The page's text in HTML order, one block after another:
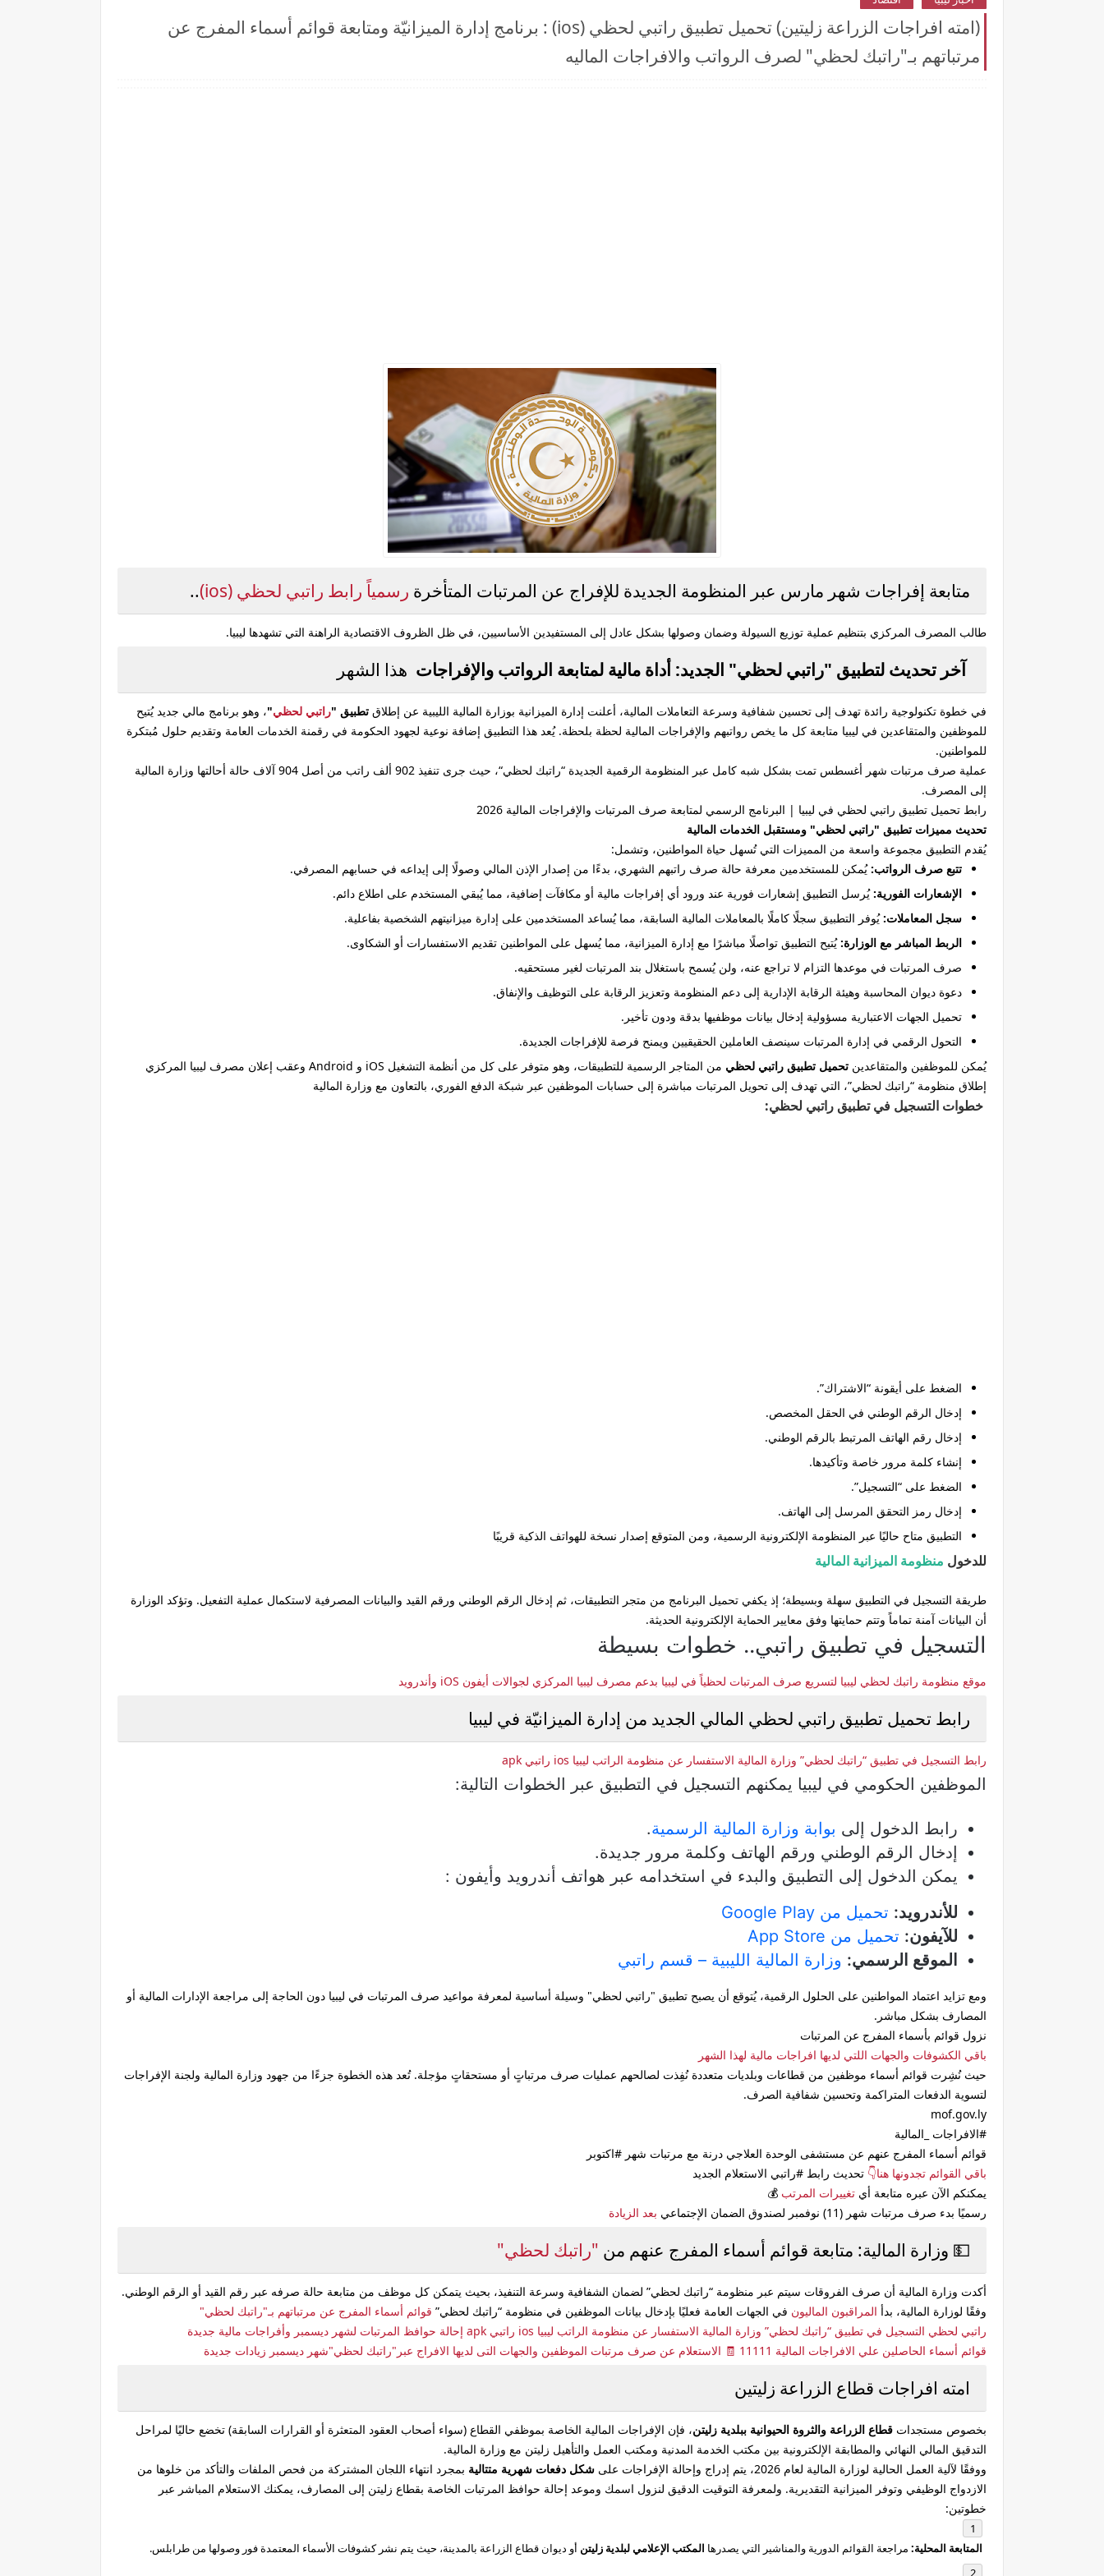
(امته افراجات الزراعة زليتين) تحميل تطبيق راتبي لحظي (ios) : برنامج إدارة الميزانيّة ومتابعة قوائم أسماء المفرج عن
مرتباتهم بـ"راتبك لحظي" لصرف الرواتب والافراجات الماليه
متابعة إفراجات شهر مارس عبر المنظومة الجديدة للإفراج عن المرتبات المتأخرة رسمياً رابط راتبي لحظي (ios) ..
طالب المصرف المركزي بتنظيم عملية توزيع السيولة وضمان وصولها بشكل عادل إلى المستفيدين الأساسيين، في ظل الظروف الاقتصادية الراهنة التي تشهدها ليبيا.
آخر تحديث لتطبيق "راتبي لحظي" الجديد: أداة مالية لمتابعة الرواتب والإفراجات هذا الشهر
في خطوة تكنولوجية رائدة تهدف إلى تحسين شفافية وسرعة التعاملات المالية، أعلنت إدارة الميزانية بوزارة المالية الليبية عن إطلاق تطبيق "راتبي لحظي"، وهو برنامج مالي جديد يُتيح
للموظفين والمتقاعدين في ليبيا متابعة كل ما يخص رواتبهم والإفراجات المالية لحظة بلحظة. يُعد هذا التطبيق إضافة نوعية لجهود الحكومة في رقمنة الخدمات العامة وتقديم حلول مُبتكرة
للمواطنين.
عملية صرف مرتبات شهر أغسطس تمت بشكل شبه كامل عبر المنظومة الرقمية الجديدة “راتبك لحظي“، حيث جرى تنفيذ 902 ألف راتب من أصل 904 آلاف حالة أحالتها وزارة المالية
إلى المصرف.
رابط تحميل تطبيق راتبي لحظي في ليبيا | البرنامج الرسمي لمتابعة صرف المرتبات والإفراجات المالية 2026
تحديث مميزات تطبيق "راتبي لحظي" ومستقبل الخدمات المالية
يُقدم التطبيق مجموعة واسعة من المميزات التي تُسهل حياة المواطنين، وتشمل:
تتبع صرف الرواتب:يُمكن للمستخدمين معرفة حالة صرف راتبهم الشهري، بدءًا من إصدار الإذن المالي وصولًا إلى إيداعه في حسابهم المصرفي.
الإشعارات الفورية:يُرسل التطبيق إشعارات فورية عند ورود أي إفراجات مالية أو مكافآت إضافية، مما يُبقي المستخدم على اطلاع دائم.
سجل المعاملات:يُوفر التطبيق سجلًا كاملًا بالمعاملات المالية السابقة، مما يُساعد المستخدمين على إدارة ميزانيتهم الشخصية بفاعلية.
الربط المباشر مع الوزارة:يُتيح التطبيق تواصلًا مباشرًا مع إدارة الميزانية، مما يُسهل على المواطنين تقديم الاستفسارات أو الشكاوى.
صرف المرتبات في موعدها التزام لا تراجع عنه، ولن يُسمح باستغلال بند المرتبات لغير مستحقيه.
دعوة ديوان المحاسبة وهيئة الرقابة الإدارية إلى دعم المنظومة وتعزيز الرقابة على التوظيف والإنفاق.
تحميل الجهات الاعتبارية مسؤولية إدخال بيانات موظفيها بدقة ودون تأخير.
التحول الرقمي في إدارة المرتبات سينصف العاملين الحقيقيين ويمنح فرصة للإفراجات الجديدة.
يُمكن للموظفين والمتقاعدين تحميل تطبيق راتبي لحظي
من المتاجر الرسمية للتطبيقات، وهو متوفر على كل من أنظمة التشغيل iOS و Android وعقب إعلان مصرف ليبيا المركزي
إطلاق منظومة “راتبك لحظي”، التي تهدف إلى تحويل المرتبات مباشرة إلى حسابات الموظفين عبر شبكة الدفع الفوري، بالتعاون مع وزارة المالية
خطوات التسجيل في تطبيق راتبي لحظي:
الضغط على أيقونة “الاشتراك”.
إدخال الرقم الوطني في الحقل المخصص.
إدخال رقم الهاتف المرتبط بالرقم الوطني.
إنشاء كلمة مرور خاصة وتأكيدها.
الضغط على “التسجيل”.
إدخال رمز التحقق المرسل إلى الهاتف.
التطبيق متاح حاليًا عبر المنظومة الإلكترونية الرسمية، ومن المتوقع إصدار نسخة للهواتف الذكية قريبًا
للدخول منظومة الميزانية المالية
طريقة التسجيل في التطبيق سهلة وبسيطة؛ إذ يكفي تحميل البرنامج من متجر التطبيقات، ثم إدخال الرقم الوطني ورقم القيد والبيانات المصرفية لاستكمال عملية التفعيل. وتؤكد الوزارة
أن البيانات آمنة تماماً وتتم حمايتها وفق معايير الحماية الإلكترونية الحديثة.
التسجيل في تطبيق راتبي.. خطوات بسيطة
موقع منظومة راتبك لحظي ليبيا لتسريع صرف المرتبات لحظياً في ليبيا بدعم مصرف ليبيا المركزي لجوالات أيفون iOS وأندرويد
رابط تحميل تطبيق راتبي لحظي المالي الجديد من إدارة الميزانيّة في ليبيا
رابط التسجيل في تطبيق “راتبك لحظي” وزارة المالية الاستفسار عن منظومة الراتب ليبيا ios راتبي apk
الموظفين الحكومي في ليبيا يمكنهم التسجيل في التطبيق عبر الخطوات التالية:
رابط الدخول إلى بوابة وزارة المالية الرسمية.
إدخال الرقم الوطني ورقم الهاتف وكلمة مرور جديدة.
يمكن الدخول إلى التطبيق والبدء في استخدامه عبر هواتف أندرويد وأيفون :
للأندرويد: تحميل من Google Play
للآيفون: تحميل من App Store
الموقع الرسمي: وزارة المالية الليبية – قسم راتبي
ومع تزايد اعتماد المواطنين على الحلول الرقمية، يُتوقع أن يصبح تطبيق "راتبي لحظي" وسيلة أساسية لمعرفة مواعيد صرف المرتبات في ليبيا دون الحاجة إلى مراجعة الإدارات المالية أو
المصارف بشكل مباشر.
نزول قوائم بأسماء المفرج عن المرتبات
باقي الكشوفات والجهات اللتي لديها افراجات مالية لهذا الشهر
حيث نُشِرت قوائم أسماء موظفين من قطاعات وبلديات متعددة نُفِذت لصالحهم عمليات صرف مرتباتٍ أو مستحقاتٍ مؤجلة. تُعد هذه الخطوة جزءًا من جهود وزارة المالية ولجنة الإفراجات
لتسوية الدفعات المتراكمة وتحسين شفافية الصرف.
mof.gov.ly
#الافراجات _المالية
قوائم أسماء المفرج عنهم عن مستشفى الوحدة العلاجي درنة مع مرتبات شهر #اكتوبر
باقي القوائم تجدونها هنا👇 تحديث رابط #راتبي الاستعلام الجديد
يمكنكم الآن عبره متابعة أي تغييرات المرتب 💰
رسميًا بدء صرف مرتبات شهر (11) نوفمبر لصندوق الضمان الإجتماعي
بعد الزيادة
💵 وزارة المالية: متابعة قوائم أسماء المفرج عنهم من "راتبك لحظي"
أكدت وزارة المالية أن صرف الفروقات سيتم عبر منظومة “راتبك لحظي” لضمان الشفافية وسرعة التنفيذ، بحيث يتمكن كل موظف من متابعة حالة صرفه عبر رقم القيد أو الرقم الوطني.
وفقًا لوزارة المالية، بدأ المراقبون الماليون في الجهات العامة فعليًا بإدخال بيانات الموظفين في منظومة “راتبك لحظي” قوائم أسماء المفرج عن مرتباتهم بـ"راتبك لحظي"
راتبي لحظي التسجيل في تطبيق “راتبك لحظي” وزارة المالية الاستفسار عن منظومة الراتب ليبيا ios راتبي apk إحالة حوافظ المرتبات لشهر ديسمبر وأفراجات مالية جديدة
قوائم أسماء الحاصلين علي الافراجات المالية 11111 🧾 الاستعلام عن صرف مرتبات الموظفين والجهات التى لديها الافراج عبر"راتبك لحظي"شهر ديسمبر زيادات جديدة
امته افراجات قطاع الزراعة زليتين
بخصوص مستجدات قطاع الزراعة والثروة الحيوانية ببلدية زليتن، فإن الإفراجات المالية الخاصة بموظفي القطاع (سواء أصحاب العقود المتعثرة أو القرارات السابقة) تخضع حاليًا لمراحل
التدقيق المالي النهائي والمطابقة الإلكترونية بين مكتب الخدمة المدنية ومكتب العمل والتأهيل زليتن مع وزارة المالية.
ووفقًا لآلية العمل الحالية لوزارة المالية لعام 2026، يتم إدراج وإحالة الإفراجات على
شكل دفعات شهرية متتالية بمجرد انتهاء اللجان المشتركة من فحص الملفات والتأكد من خلوها من
الازدواج الوظيفي وتوفر الميزانية التقديرية. ولمعرفة التوقيت الدقيق لنزول اسمك وموعد إحالة حوافظ المرتبات الخاصة بقطاع زليتن إلى المصارف، يمكنك الاستعلام المباشر عبر
خطوتين:
المتابعة المحلية: مراجعة القوائم الدورية والمناشير التي يصدرها المكتب الإعلامي لبلدية زليتن أو ديوان قطاع الزراعة بالمدينة، حيث يتم نشر كشوفات الأسماء المعتمدة فور وصولها من طرابلس.